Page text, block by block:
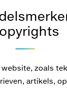
zoals
artikels,